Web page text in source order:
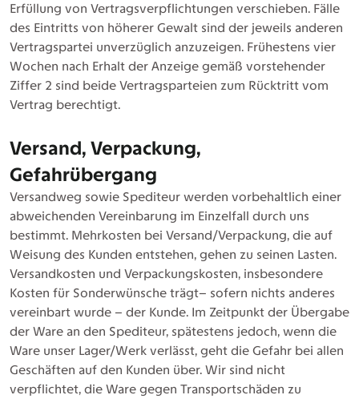
Erfüllung von Vertragsverpflichtungen verschieben. Fälle
des Eintritts von höherer Gewalt sind der jeweils anderen
Vertragspartei unverzüglich anzuzeigen. Frühestens vier
Wochen nach Erhalt der Anzeige gemäß vorstehender
Ziffer 2 sind beide Vertragsparteien zum Rücktritt vom
Vertrag berechtigt.
Versand, Verpackung,
Gefahrübergang
Versandweg sowie Spediteur werden vorbehaltlich einer
abweichenden Vereinbarung im Einzelfall durch uns
bestimmt. Mehrkosten bei Versand/Verpackung, die auf
Weisung des Kunden entstehen, gehen zu seinen Lasten.
Versandkosten und Verpackungskosten, insbesondere
Kosten für Sonderwünsche trägt– sofern nichts anderes
vereinbart wurde – der Kunde. Im Zeitpunkt der Übergabe
der Ware an den Spediteur, spätestens jedoch, wenn die
Ware unser Lager/Werk verlässt, geht die Gefahr bei allen
Geschäften auf den Kunden über. Wir sind nicht
verpflichtet, die Ware gegen Transportschäden zu